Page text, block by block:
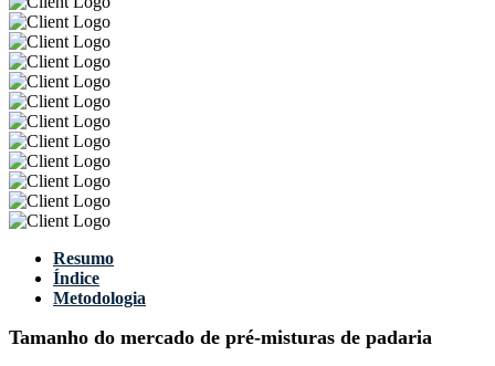
Resumo
Índice
Metodologia
Tamanho do mercado de pré-misturas de padaria